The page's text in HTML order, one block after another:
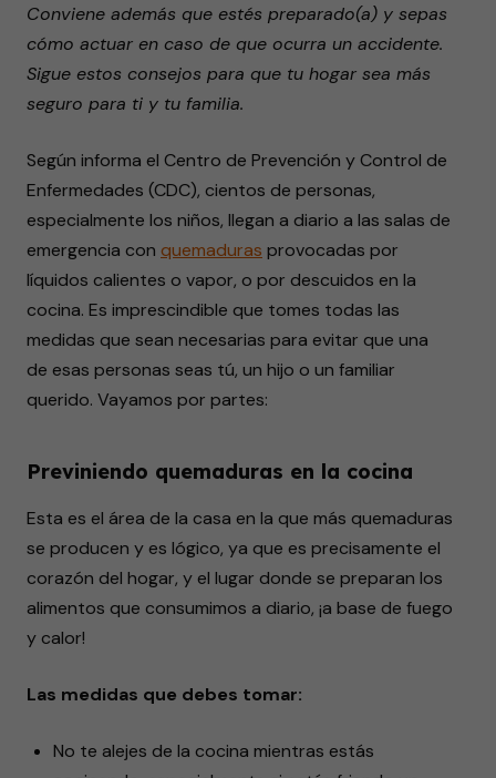
seconds
Conviene además que estés preparado(a) y sepas
cómo actuar en caso de que ocurra un accidente.
Sigue estos consejos para que tu hogar sea más
seguro para ti y tu familia.
Según informa el Centro de Prevención y Control de
Enfermedades (CDC), cientos de personas,
especialmente los niños, llegan a diario a las salas de
emergencia con quemaduras provocadas por
líquidos calientes o vapor, o por descuidos en la
cocina. Es imprescindible que tomes todas las
medidas que sean necesarias para evitar que una
de esas personas seas tú, un hijo o un familiar
querido. Vayamos por partes:
Previniendo quemaduras en la cocina
Esta es el área de la casa en la que más quemaduras
se producen y es lógico, ya que es precisamente el
corazón del hogar, y el lugar donde se preparan los
alimentos que consumimos a diario, ¡a base de fuego
y calor!
Las medidas que debes tomar:
No te alejes de la cocina mientras estás